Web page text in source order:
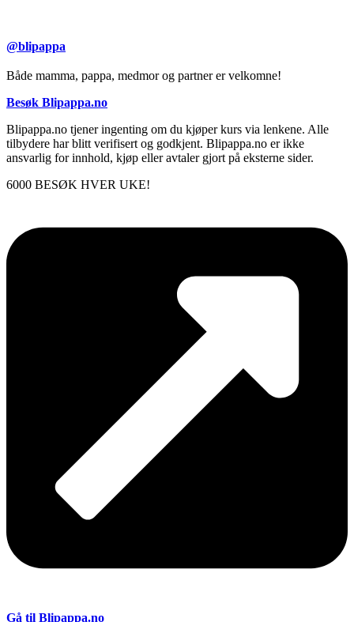
@blipappa
Både mamma, pappa, medmor og partner er velkomne!
Besøk Blipappa.no
Blipappa.no tjener ingenting om du kjøper kurs via lenkene. Alle
tilbydere har blitt verifisert og godkjent. Blipappa.no er ikke
ansvarlig for innhold, kjøp eller avtaler gjort på eksterne sider.
6000 BESØK HVER UKE!
Gå til Blipappa.no